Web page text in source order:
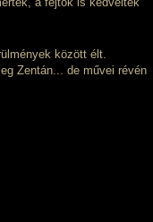
a fejtők is kedvelték
között élt.
Zentán... de művei révén